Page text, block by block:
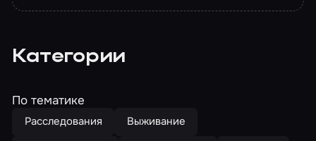
Категории
По тематике
Расследования
Выживание